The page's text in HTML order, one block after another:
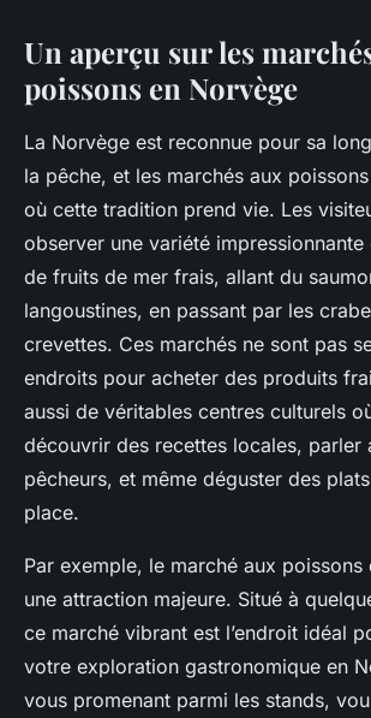
Un aperçu sur les
poissons en Norvège
La Norvège est reconnue pour sa
la pêche, et les marchés aux
où cette tradition prend vie. Les
observer une variété
de fruits de mer frais, allant du
langoustines, en passant par les
crevettes. Ces marchés ne sont pas
endroits pour acheter des produits
aussi de véritables centres culturels
découvrir des recettes locales, parler
pêcheurs, et même déguster des
place.
Par exemple, le marché aux poissons
une attraction majeure. Situé à
ce marché vibrant est l’endroit idéal
votre exploration gastronomique en
vous promenant parmi les stands,